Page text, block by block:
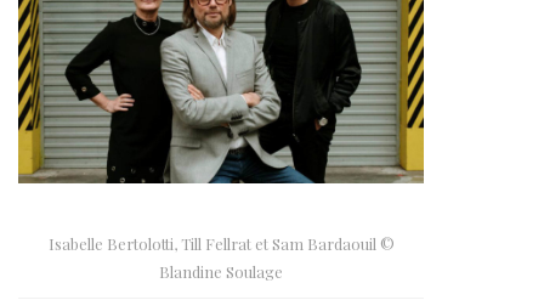
Isabelle Bertolotti, Till Fellrat et Sam Bardaouil ©
Blandine Soulage